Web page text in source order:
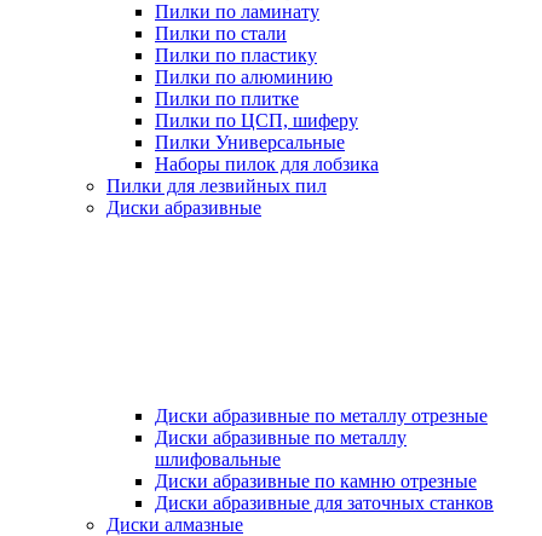
Пилки по ламинату
Пилки по стали
Пилки по пластику
Пилки по алюминию
Пилки по плитке
Пилки по ЦСП, шиферу
Пилки Универсальные
Наборы пилок для лобзика
Пилки для лезвийных пил
Диски абразивные
Диски абразивные по металлу отрезные
Диски абразивные по металлу
шлифовальные
Диски абразивные по камню отрезные
Диски абразивные для заточных станков
Диски алмазные